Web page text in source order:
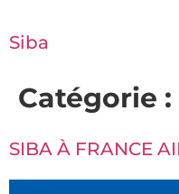
Siba
Catégorie :
SIBA À FRANCE